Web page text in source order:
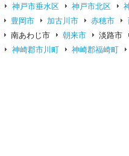
神戸市垂水区 神戸市北区
豊岡市 加古川市 赤穂市
南あわじ市 朝来市 淡路市
神崎郡市川町 神崎郡福崎町